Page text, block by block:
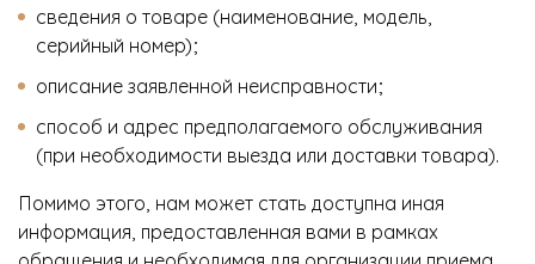
сведения о товаре (наименование, модель,
серийный номер);
описание заявленной неисправности;
способ и адрес предполагаемого обслуживания
(при необходимости выезда или доставки товара).
Помимо этого, нам может стать доступна иная
информация, предоставленная вами в рамках